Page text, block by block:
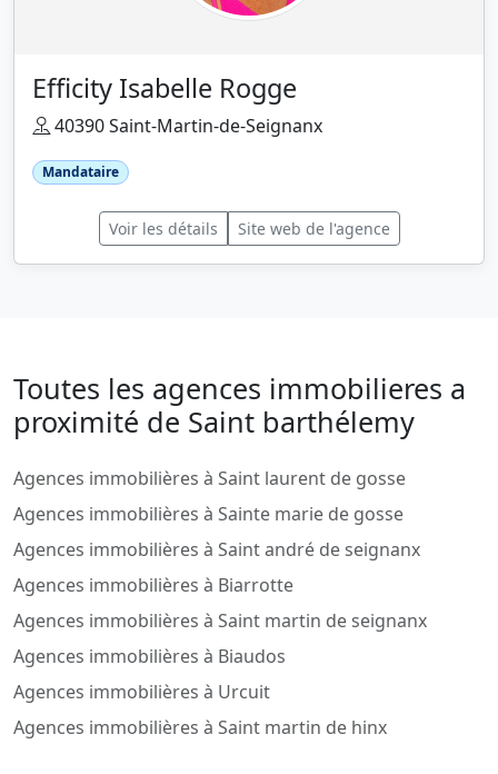
Efficity Isabelle Rogge
40390 Saint-Martin-de-Seignanx
Mandataire
Voir les détails Site web de l'agence
Toutes les agences immobilieres a
proximité de Saint barthélemy
Agences immobilières à Saint laurent de gosse
Agences immobilières à Sainte marie de gosse
Agences immobilières à Saint andré de seignanx
Agences immobilières à Biarrotte
Agences immobilières à Saint martin de seignanx
Agences immobilières à Biaudos
Agences immobilières à Urcuit
Agences immobilières à Saint martin de hinx